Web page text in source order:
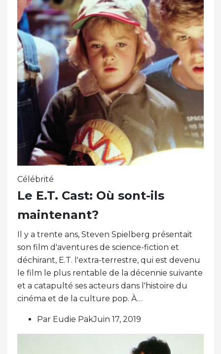
Célébrité
Le E.T. Cast: Où sont-ils
maintenant?
Il y a trente ans, Steven Spielberg présentait
son film d'aventures de science-fiction et
déchirant, E.T. l'extra-terrestre, qui est devenu
le film le plus rentable de la décennie suivante
et a catapulté ses acteurs dans l'histoire du
cinéma et de la culture pop. À…
Par Eudie PakJuin 17, 2019